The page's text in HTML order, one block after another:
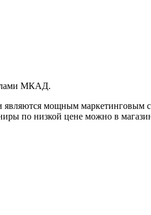
МКАД.
мощным маркетинговым
по низкой цене можно в